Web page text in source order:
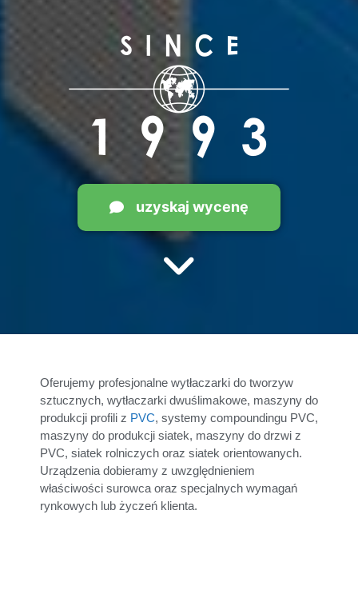
uzyskaj wycenę
Oferujemy profesjonalne wytłaczarki do tworzyw
sztucznych, wytłaczarki dwuślimakowe, maszyny do
produkcji profili z PVC, systemy compoundingu PVC,
maszyny do produkcji siatek, maszyny do drzwi z
PVC, siatek rolniczych oraz siatek orientowanych.
Urządzenia dobieramy z uwzględnieniem
właściwości surowca oraz specjalnych wymagań
rynkowych lub życzeń klienta.